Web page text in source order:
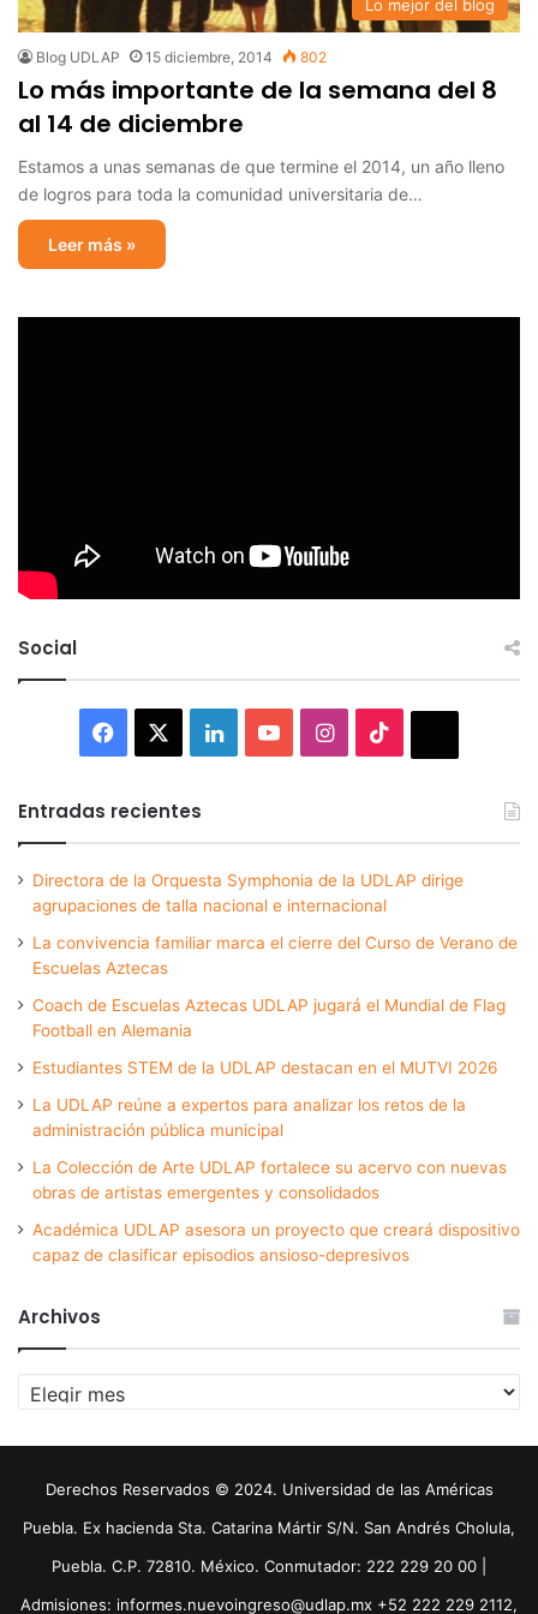
Lo mejor del blog
Blog UDLAP 15 diciembre, 2014 802
Lo más importante de la semana del 8
al 14 de diciembre
Estamos a unas semanas de que termine el 2014, un año lleno
de logros para toda la comunidad universitaria de…
Leer más »
Social
Facebook LinkedInYouTubeInstagram
Entradas recientes
Directora de la Orquesta Symphonia de la UDLAP dirige
agrupaciones de talla nacional e internacional
La convivencia familiar marca el cierre del Curso de Verano de
Escuelas Aztecas
Coach de Escuelas Aztecas UDLAP jugará el Mundial de Flag
Football en Alemania
Estudiantes STEM de la UDLAP destacan en el MUTVI 2026
La UDLAP reúne a expertos para analizar los retos de la
administración pública municipal
La Colección de Arte UDLAP fortalece su acervo con nuevas
obras de artistas emergentes y consolidados
Académica UDLAP asesora un proyecto que creará dispositivo
capaz de clasificar episodios ansioso-depresivos
Archivos
Archivos
Derechos Reservados © 2024. Universidad de las Américas
Puebla. Ex hacienda Sta. Catarina Mártir S/N. San Andrés Cholula,
Puebla. C.P. 72810. México. Conmutador: 222 229 20 00 |
Admisiones: informes.nuevoingreso@udlap.mx +52 222 229 2112,